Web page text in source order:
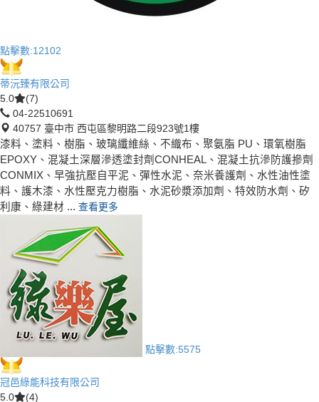
點擊數:12102
蒂沅臻有限公司
5.0
(7)
04-22510691
40757 臺中市 西屯區黎明路二段923號1樓
漆料、塗料、樹脂、玻璃纖維絲、不織布、聚氨脂 PU、環氧樹脂
EPOXY、混凝土深層滲透塗封劑CONHEAL、混凝土抗滲防護摻劑
CONMIX、早強抗壓自平泥、彈性水泥、奈米養護劑、水性油性塗
料、護木漆、水性壓克力樹脂、水泥砂漿添加劑、特效防水劑、矽
利康、綠建材 ... 查看更多
點擊數:5575
冠邑綠能科技有限公司
5.0
(4)